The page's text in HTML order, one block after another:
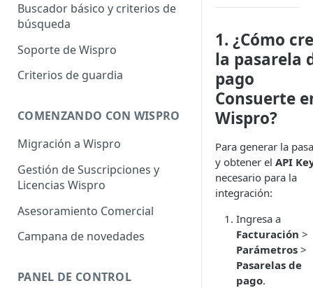
Buscador básico y criterios de
búsqueda
Soporte de Wispro
Criterios de guardia
COMENZANDO CON WISPRO
Migración a Wispro
Gestión de Suscripciones y
Licencias Wispro
Asesoramiento Comercial
Campana de novedades
PANEL DE CONTROL
1. ¿Cómo
la pasarela
pago
Consuerte
Wispro?
Para generar la
y obtener el API
necesario para la
integración:
Ingresa a
Facturación >
Parámetros >
Pasarelas de
pago.